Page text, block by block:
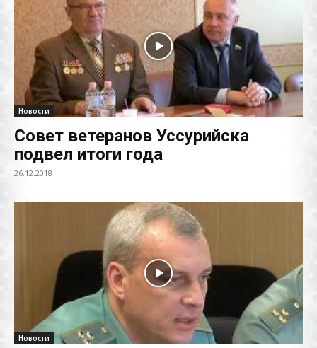
Новости
Совет ветеранов Уссурийска
подвел итоги года
26.12.2018
Новости